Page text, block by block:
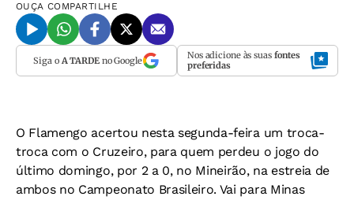
OUÇA COMPARTILHE
Siga o A TARDEno Google Nos adicione às suas fontes
preferidas
O Flamengo acertou nesta segunda-feira um troca-
troca com o Cruzeiro, para quem perdeu o jogo do
último domingo, por 2 a 0, no Mineirão, na estreia de
ambos no Campeonato Brasileiro. Vai para Minas